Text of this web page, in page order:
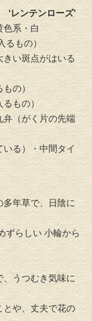
レンテンローズ’
系・白
るもの）
斑点がはいる
の）
の）
（がく片の先端
）・中間タイ
年草で、日陰に
ずらしい 小輪から
うつむき気味に
とや、丈夫で花の